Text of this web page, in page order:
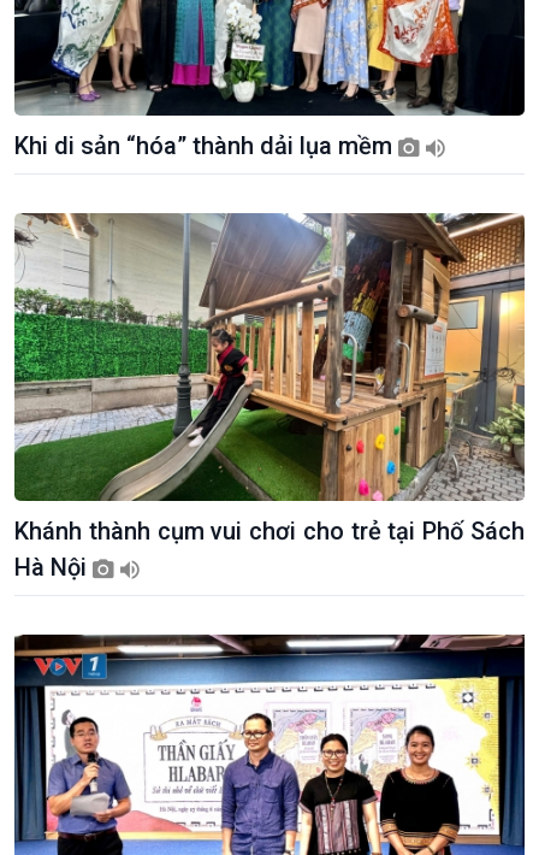
Xã hội
Khoa học & Công nghệ
Khi di sản “hóa” thành dải lụa mềm
Khánh thành cụm vui chơi cho trẻ tại Phố Sách
Hà Nội